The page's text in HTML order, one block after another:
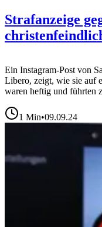
Strafanzeige
Ein Instagram-Post von
Libero, zeigt, wie sie auf
waren heftig und führten
1 Min•09.09.24